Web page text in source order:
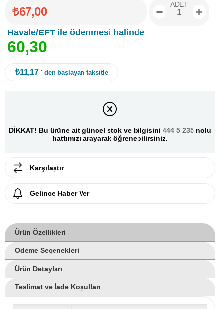
₺67,00
Havale/EFT ile ödenmesi halinde
60,30
ADET
₺11,17 ' den başlayan taksitle
DİKKAT! Bu ürüne ait güncel stok ve bilgisini 444 5 235 nolu
hattımızı arayarak öğrenebilirsiniz.
Karşılaştır
Gelince Haber Ver
Ürün Özellikleri
Ödeme Seçenekleri
Ürün Detayları
Teslimat ve İade Koşulları